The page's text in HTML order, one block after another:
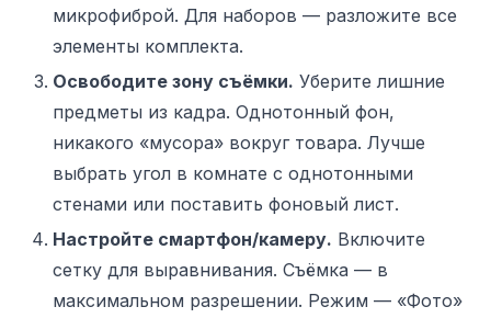
микрофиброй. Для наборов — разложите все
элементы комплекта.
Освободите зону съёмки. Уберите лишние
предметы из кадра. Однотонный фон,
никакого «мусора» вокруг товара. Лучше
выбрать угол в комнате с однотонными
стенами или поставить фоновый лист.
Настройте смартфон/камеру. Включите
сетку для выравнивания. Съёмка — в
максимальном разрешении. Режим — «Фото»